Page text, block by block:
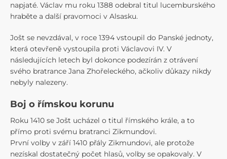
napjaté. Václav mu roku 1388 odebral titul lucemburského
hraběte a další pravomoci v Alsasku.
Jošt se nevzdával, v roce 1394 vstoupil do Panské jednoty,
která otevřeně vystoupila proti Václavovi IV. V
následujících letech byl dokonce podezírán z otrávení
svého bratrance Jana Zhořeleckého, ačkoliv důkazy nikdy
nebyly nalezeny.
Boj o římskou korunu
Roku 1410 se Jošt ucházel o titul římského krále, a to
přímo proti svému bratranci Zikmundovi.
První volby v září 1410 přály Zikmundovi, ale protože
nezískal dostatečný počet hlasů, volby se opakovaly. V